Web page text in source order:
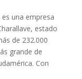
es una empresa
estado
de 232.000
grande de
Con